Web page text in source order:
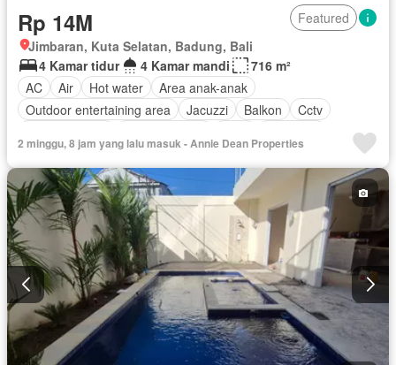
Rp 14M
Featured
Jimbaran, Kuta Selatan, Badung, Bali
4 Kamar tidur
4 Kamar mandi
716 m²
AC
Air Hot water
Area anak-anak
Outdoor entertaining area
Jacuzzi Balkon
Cctv
Rubanah
Gym Interkom Internet
Kabel video
Ruang kantor
Keamanan 24 jam
Kolam renang
Pramutamu
Lemari pakaian bawaan Angkat
Listrik
Fully fenced
Secure parking
Pemanasan
Pemandangan panorama
Pustaka
Rumah jaga
Ruang layanan
Taman Tangki air Televisi
Garasi
Teras
Halaman Wifi Berperabot lengkap
2 minggu, 8 jam yang lalu masuk - Annie Dean Properties